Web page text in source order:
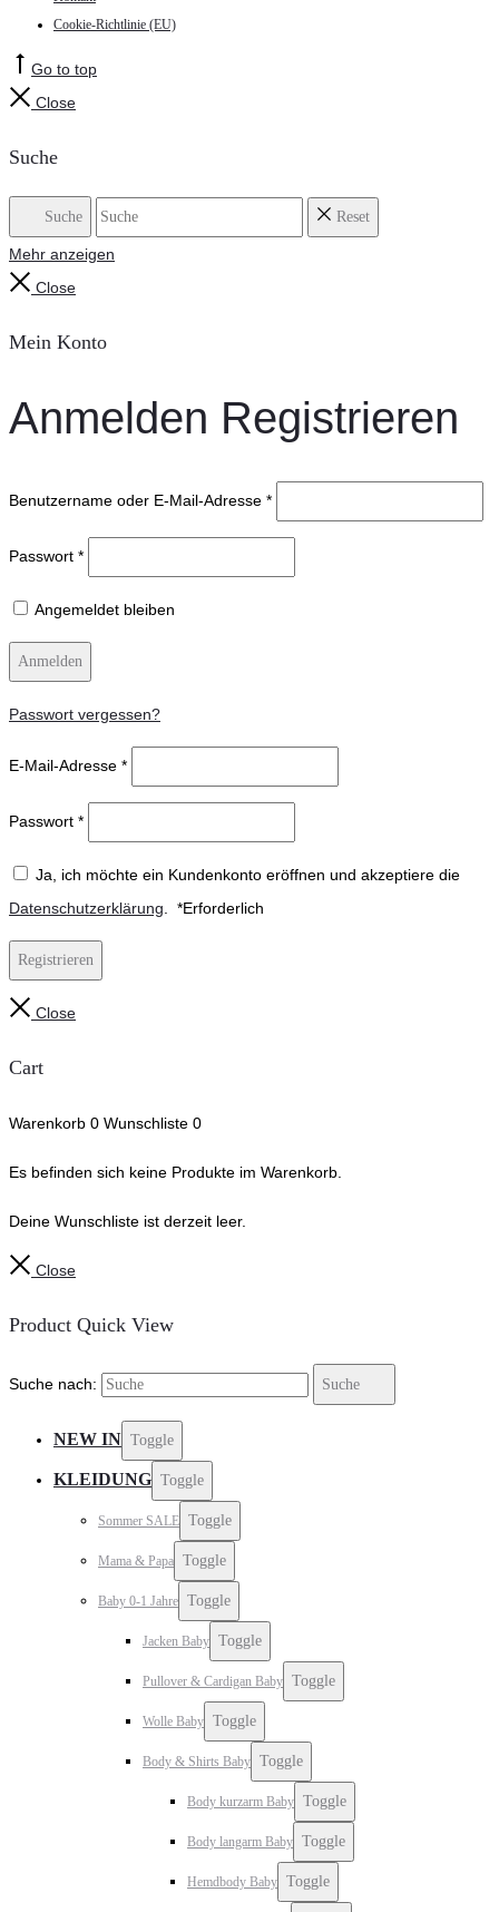
Cookie-Richtlinie (EU)
Go to top
Close
Suche
Suche Reset
Mehr anzeigen
Close
Mein Konto
Anmelden Registrieren
Benutzername oder E-Mail-Adresse *
Passwort *
Angemeldet bleiben
Anmelden
Passwort vergessen?
E-Mail-Adresse *
Passwort *
Ja, ich möchte ein Kundenkonto eröffnen und akzeptiere die
Datenschutzerklärung. *Erforderlich
Registrieren
Close
Cart
Warenkorb 0 Wunschliste 0
Es befinden sich keine Produkte im Warenkorb.
Deine Wunschliste ist derzeit leer.
Close
Product Quick View
Suche nach: Suche
NEW IN Toggle
KLEIDUNG Toggle
Sommer SALE Toggle
Mama & Papa Toggle
Baby 0-1 Jahre Toggle
Jacken Baby Toggle
Pullover & Cardigan Baby Toggle
Wolle Baby Toggle
Body & Shirts Baby Toggle
Body kurzarm Baby Toggle
Body langarm Baby Toggle
Hemdbody Baby Toggle